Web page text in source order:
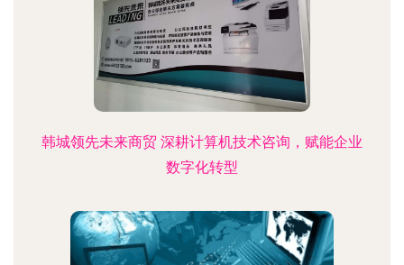
韩城领先未来商贸 深耕计算机技术咨询，赋能企业
数字化转型